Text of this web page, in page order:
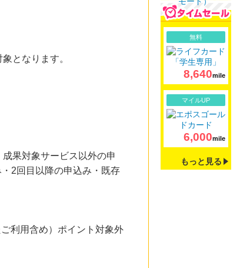
となります。
果対象サービス以外の申
2回目以降の申込み・既存
利用含め）ポイント対象外
無料
8,640mile
マイルUP
6,000mile
もっと見る